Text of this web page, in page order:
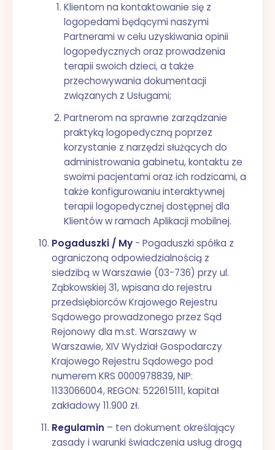
Klientom na kontaktowanie się z
logopedami będącymi naszymi
Partnerami w celu uzyskiwania opinii
logopedycznych oraz prowadzenia
terapii swoich dzieci, a także
przechowywania dokumentacji
związanych z Usługami;
Partnerom na sprawne zarządzanie
praktyką logopedyczną poprzez
korzystanie z narzędzi służących do
administrowania gabinetu, kontaktu ze
swoimi pacjentami oraz ich rodzicami, a
także konfigurowaniu interaktywnej
terapii logopedycznej dostępnej dla
Klientów w ramach Aplikacji mobilnej.
Pogaduszki / My - Pogaduszki spółka z
ograniczoną odpowiedzialnością z
siedzibą w Warszawie (03-736) przy ul.
Ząbkowskiej 31, wpisana do rejestru
przedsiębiorców Krajowego Rejestru
Sądowego prowadzonego przez Sąd
Rejonowy dla m.st. Warszawy w
Warszawie, XIV Wydział Gospodarczy
Krajowego Rejestru Sądowego pod
numerem KRS 0000978839, NIP:
1133066004, REGON: 522615111, kapitał
zakładowy 11.900 zł.
Regulamin – ten dokument określający
zasady i warunki świadczenia usług drogą